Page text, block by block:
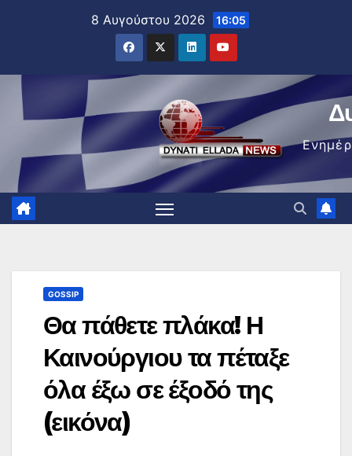
8 Αυγούστου 2026 16:05
GOSSIP
Θα πάθετε πλάκα! Η
Καινούργιου τα πέταξε
όλα έξω σε έξοδό της
(εικόνα)